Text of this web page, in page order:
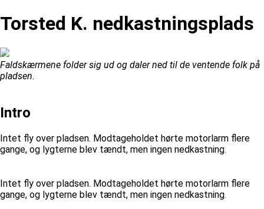
Torsted K. nedkastningsplads
Faldskærmene folder sig ud og daler ned til de ventende folk på
pladsen.
Intro
Intet fly over pladsen. Modtageholdet hørte motorlarm flere
gange, og lygterne blev tændt, men ingen nedkastning.
Intet fly over pladsen. Modtageholdet hørte motorlarm flere
gange, og lygterne blev tændt, men ingen nedkastning.